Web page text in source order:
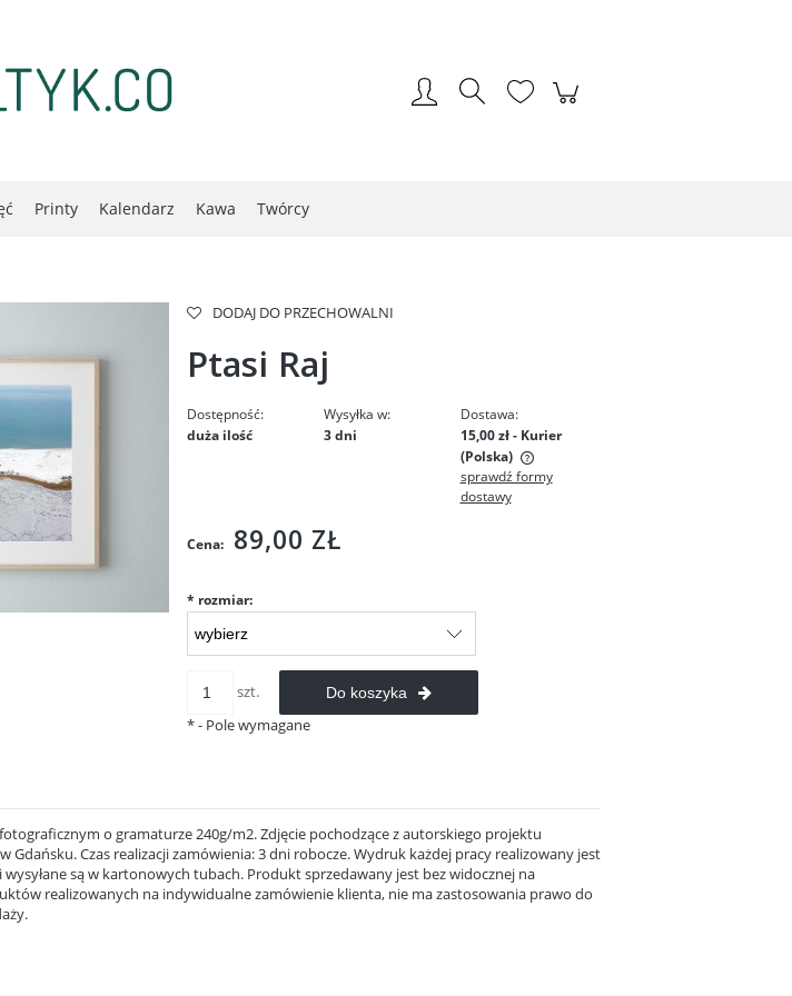
Printy Kalendarz Kawa Twórcy
DODAJ DO PRZECHOWALNI
Ptasi Raj
Dostępność:
duża ilość
Wysyłka w:
3 dni
Dostawa:
15,00 zł - Kurier
(Polska)
Cena nie zawiera ewentualnych
kosztów płatności
sprawdź formy
dostawy
Cena: 89,00 ZŁ
* rozmiar:
szt. Do koszyka
*- Pole wymagane
o gramaturze 240g/m2. Zdjęcie pochodzące z autorskiego projektu
Gdańsku. Czas realizacji zamówienia: 3 dni robocze. Wydruk każdej pracy realizowany jest
są w kartonowych tubach. Produkt sprzedawany jest bez widocznej na
realizowanych na indywidualne zamówienie klienta, nie ma zastosowania prawo do